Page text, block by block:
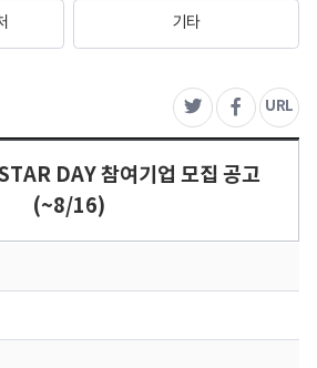
기타
트위터페이스북
URL주
DAY 참여기업 모집 공고
(~8/16)